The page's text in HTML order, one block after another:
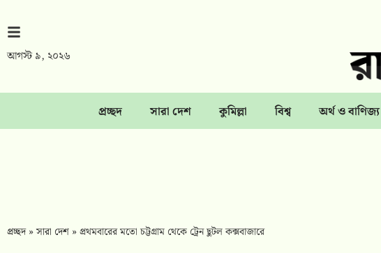
আগস্ট ৯, ২০২৬
প্রচ্ছদ সারা দেশ কুমিল্লা বিশ্ব অর্থ ও বাণিজ্য
প্রচ্ছদ»সারা দেশ »প্রথমবারের মতো চট্টগ্রাম থেকে ট্রেন ছুটল কক্সবাজারে